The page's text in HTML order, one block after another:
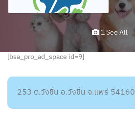
1 See All
[bsa_pro_ad_space id=9]
253 ต.วังชิ้น อ.วังชิ้น จ.แพร่ 54160